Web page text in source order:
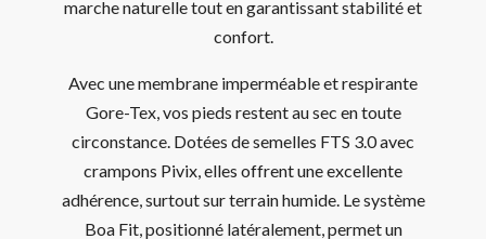
marche naturelle tout en garantissant stabilité et
confort.
Avec une membrane imperméable et respirante
Gore-Tex, vos pieds restent au sec en toute
circonstance. Dotées de semelles FTS 3.0 avec
crampons Pivix, elles offrent une excellente
adhérence, surtout sur terrain humide. Le système
Boa Fit, positionné latéralement, permet un